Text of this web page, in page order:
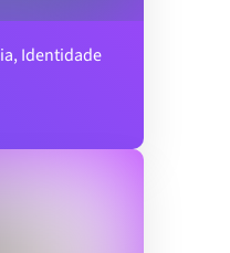
Identidade